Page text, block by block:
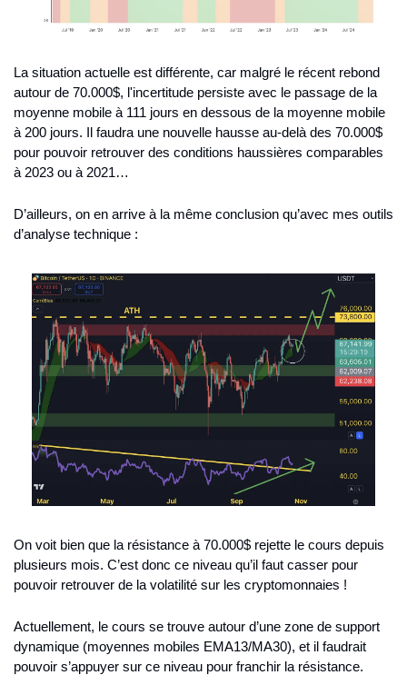
La situation actuelle est différente, car malgré le récent rebond
autour de 70.000$, l'incertitude persiste avec le passage de la
moyenne mobile à 111 jours en dessous de la moyenne mobile
à 200 jours. Il faudra une nouvelle hausse au-delà des 70.000$
pour pouvoir retrouver des conditions haussières comparables
à 2023 ou à 2021…
D’ailleurs, on en arrive à la même conclusion qu’avec mes outils
d’analyse technique :
On voit bien que la résistance à 70.000$ rejette le cours depuis
plusieurs mois. C’est donc ce niveau qu’il faut casser pour
pouvoir retrouver de la volatilité sur les cryptomonnaies !
Actuellement, le cours se trouve autour d’une zone de support
dynamique (moyennes mobiles EMA13/MA30), et il faudrait
pouvoir s’appuyer sur ce niveau pour franchir la résistance.